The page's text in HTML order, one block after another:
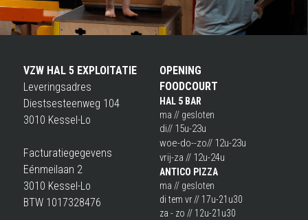
VZW HAL 5 EXPLOITATIE
Leveringsadres
Diestsesteenweg 104
3010 Kessel-Lo
Facturatiegegevens
Eénmeilaan 2
3010 Kessel-Lo
BTW 1017328476
OPENING
FOODCOURT
HAL 5 BAR
ma // gesloten
di// 15u-23u
woe-do--zo// 12u-23u
vrij-za // 12u-24u
ANTICO PIZZA
ma // gesloten
di tem vr // 17u-21u30
za - zo // 12u-21u30